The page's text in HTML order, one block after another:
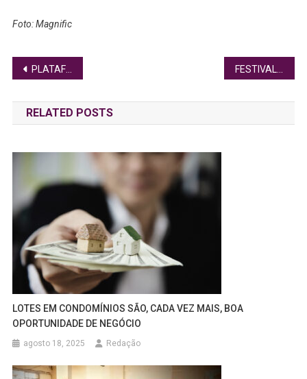
Foto: Magnific
Navegação
de
Post
PLATAFORMA CONECTA TALENTOS ÀS COOPERATIVAS DE CRÉDITO NA AMAZÔNIA LEGAL FESTIVAL DO PARQUE 2026 TERÁ TELÃO COM JOGO DO BRASIL NO SÁBADO (13/6)
RELATED POSTS
LOTES EM CONDOMÍNIOS SÃO, CADA VEZ MAIS, BOA
OPORTUNIDADE DE NEGÓCIO
agosto 18, 2025 Redação